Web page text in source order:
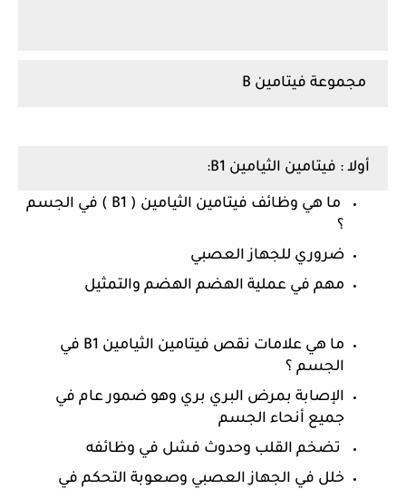
مجموعة فيتامين B
أولا : فيتامين الثيامين B1:
؟
ضروري للجهاز العصبي
مهم في عملية الهضم الهضم والتمثيل
الجسم ؟
جميع أنحاء الجسم
تضخم القلب وحدوث فشل في وظائفه